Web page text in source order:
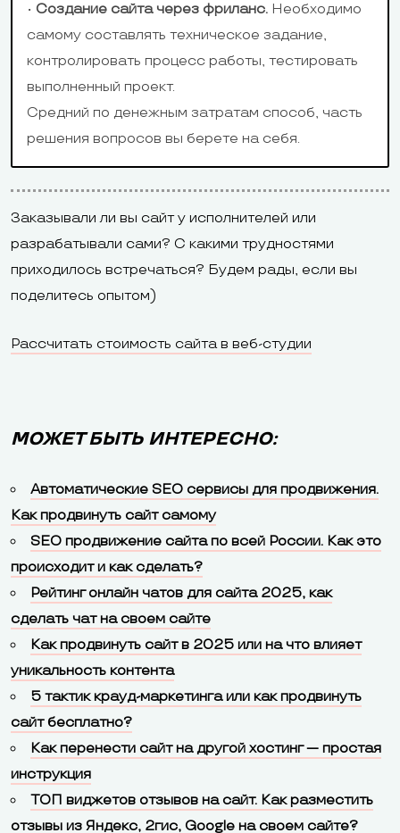
• Создание сайта через фриланс. Необходимо
самому составлять техническое задание,
контролировать процесс работы, тестировать
выполненный проект.
Средний по денежным затратам способ, часть
решения вопросов вы берете на себя.
Заказывали ли вы сайт у исполнителей или
разрабатывали сами? С какими трудностями
приходилось встречаться? Будем рады, если вы
поделитесь опытом)
Рассчитать стоимость сайта в веб-студии
МОЖЕТ БЫТЬ ИНТЕРЕСНО:
Автоматические SEO сервисы для продвижения.
Как продвинуть сайт самому
SEO продвижение сайта по всей России. Как это
происходит и как сделать?
Рейтинг онлайн чатов для сайта 2025, как
сделать чат на своем сайте
Как продвинуть сайт в 2025 или на что влияет
уникальность контента
5 тактик крауд-маркетинга или как продвинуть
сайт бесплатно?
Как перенести сайт на другой хостинг — простая
инструкция
ТОП виджетов отзывов на сайт. Как разместить
отзывы из Яндекс, 2гис, Google на своем сайте?